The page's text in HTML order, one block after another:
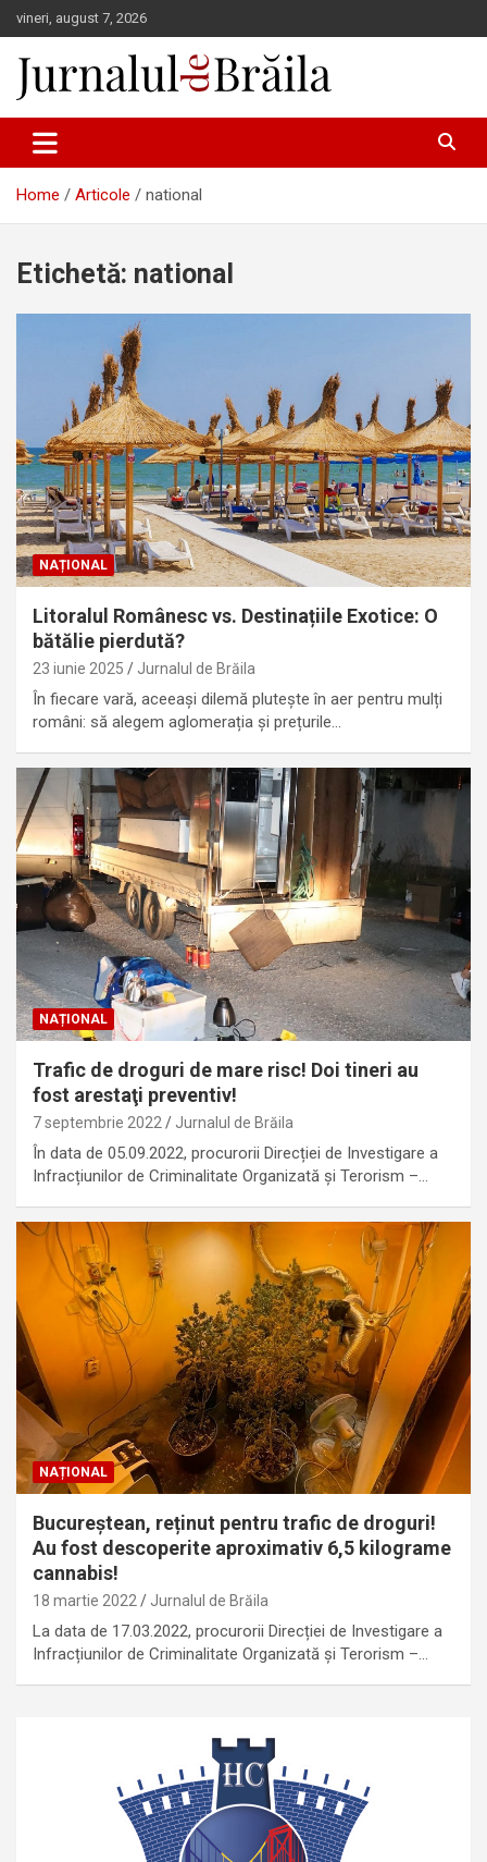
Skip
to
content
vineri, august 7, 2026
Jurnalul de Brăila
Home Articole national
Etichetă: national
NAȚIONAL
Litoralul Românesc vs. Destinațiile Exotice: O
bătălie pierdută?
23 iunie 2025 Jurnalul de Brăila
În fiecare vară, aceeași dilemă plutește în aer pentru mulți
români: să alegem aglomerația și prețurile…
NAȚIONAL
Trafic de droguri de mare risc! Doi tineri au
fost arestaţi preventiv!
7 septembrie 2022 Jurnalul de Brăila
În data de 05.09.2022, procurorii Direcției de Investigare a
Infracțiunilor de Criminalitate Organizată şi Terorism –…
NAȚIONAL
Bucureștean, reținut pentru trafic de droguri!
Au fost descoperite aproximativ 6,5 kilograme
cannabis!
18 martie 2022 Jurnalul de Brăila
La data de 17.03.2022, procurorii Direcției de Investigare a
Infracțiunilor de Criminalitate Organizată și Terorism –…